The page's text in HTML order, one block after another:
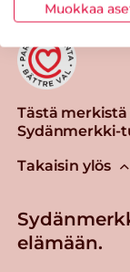
Tästä
Sydänmerkki-
Takaisin ylös
elämään.
Muokkaa